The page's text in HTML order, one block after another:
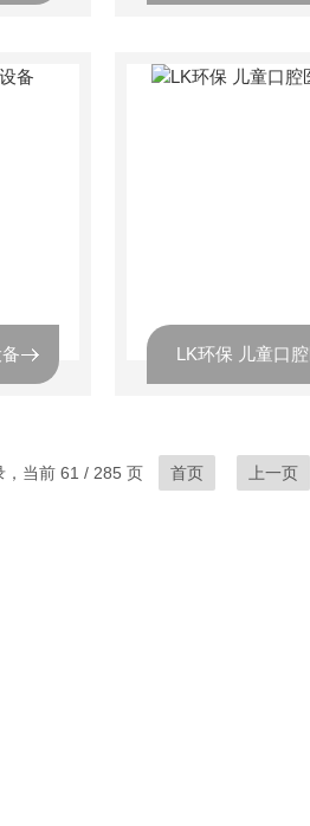
，当前 61 / 285 页 首页 上一页